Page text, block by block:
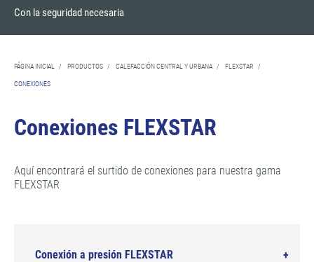
Con la seguridad necesaria
PÁGINA INICIAL / PRODUCTOS / CALEFACCIÓN CENTRAL Y URBANA / FLEXSTAR /
CONEXIONES
Conexiones FLEXSTAR
Aquí encontrará el surtido de conexiones para nuestra gama
FLEXSTAR
Conexión a presión FLEXSTAR